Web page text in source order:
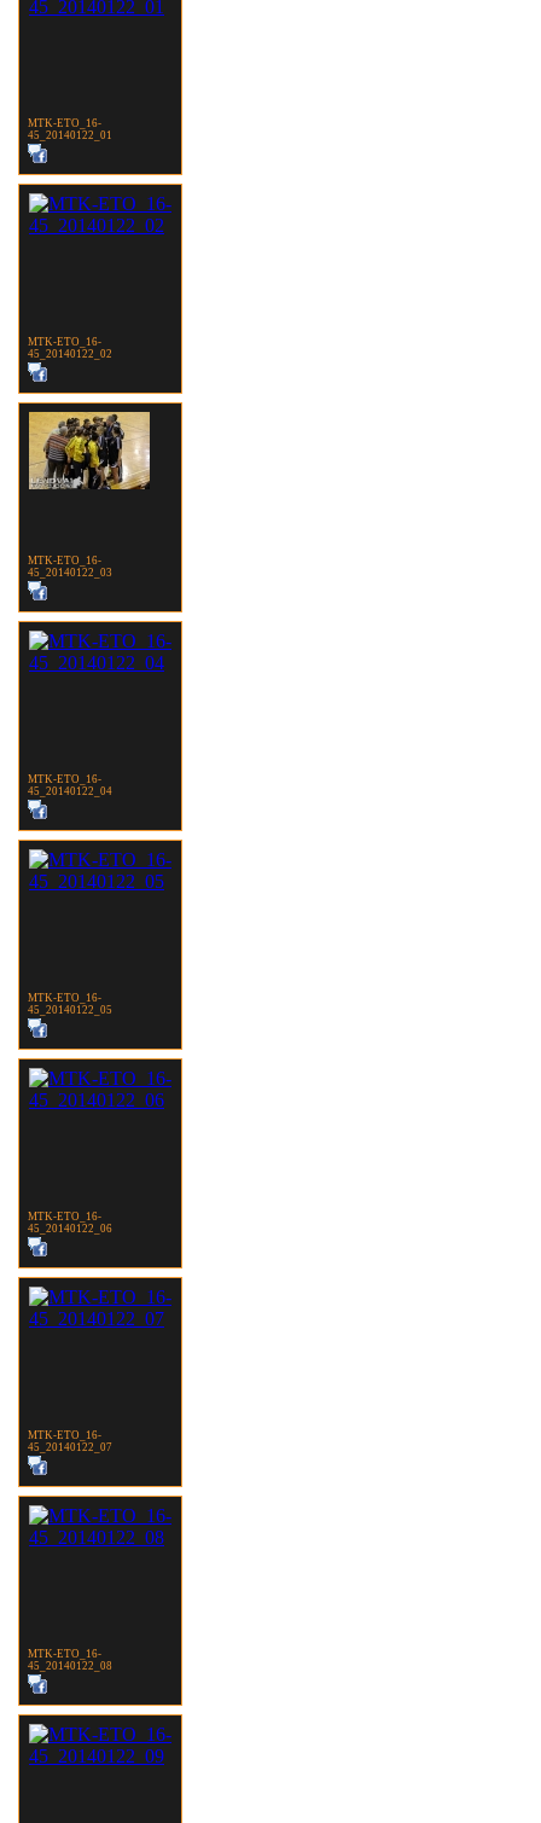
MTK-ETO_16-
45_20140122_01
MTK-ETO_16-
45_20140122_02
MTK-ETO_16-
45_20140122_03
MTK-ETO_16-
45_20140122_04
MTK-ETO_16-
45_20140122_05
MTK-ETO_16-
45_20140122_06
MTK-ETO_16-
45_20140122_07
MTK-ETO_16-
45_20140122_08